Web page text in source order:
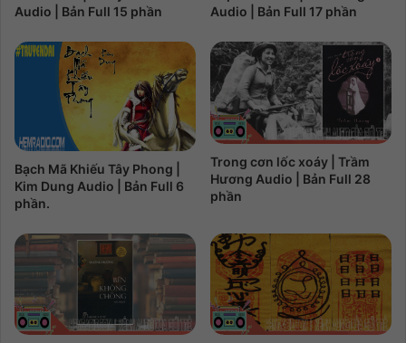
Audio | Bản Full 15 phần
Audio | Bản Full 17 phần
Bạch Mã Khiếu Tây Phong |
Kim Dung Audio | Bản Full 6
phần.
Trong cơn lốc xoáy | Trầm
Hương Audio | Bản Full 28
phần